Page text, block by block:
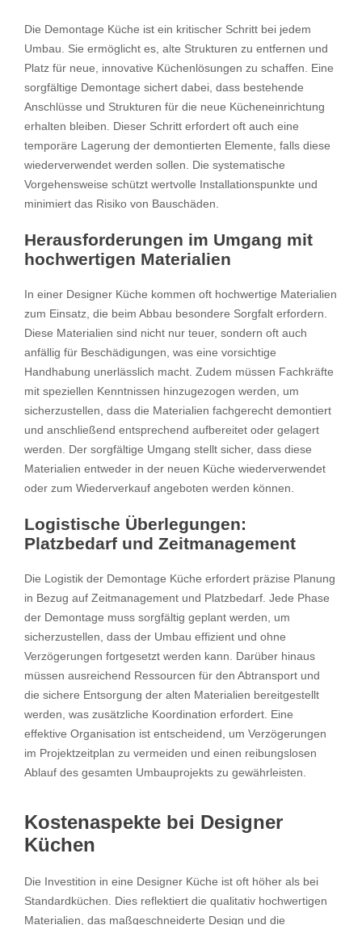
Die Demontage Küche ist ein kritischer Schritt bei jedem
Umbau. Sie ermöglicht es, alte Strukturen zu entfernen und
Platz für neue, innovative Küchenlösungen zu schaffen. Eine
sorgfältige Demontage sichert dabei, dass bestehende
Anschlüsse und Strukturen für die neue Kücheneinrichtung
erhalten bleiben. Dieser Schritt erfordert oft auch eine
temporäre Lagerung der demontierten Elemente, falls diese
wiederverwendet werden sollen. Die systematische
Vorgehensweise schützt wertvolle Installationspunkte und
minimiert das Risiko von Bauschäden.
Herausforderungen im Umgang mit
hochwertigen Materialien
In einer Designer Küche kommen oft hochwertige Materialien
zum Einsatz, die beim Abbau besondere Sorgfalt erfordern.
Diese Materialien sind nicht nur teuer, sondern oft auch
anfällig für Beschädigungen, was eine vorsichtige
Handhabung unerlässlich macht. Zudem müssen Fachkräfte
mit speziellen Kenntnissen hinzugezogen werden, um
sicherzustellen, dass die Materialien fachgerecht demontiert
und anschließend entsprechend aufbereitet oder gelagert
werden. Der sorgfältige Umgang stellt sicher, dass diese
Materialien entweder in der neuen Küche wiederverwendet
oder zum Wiederverkauf angeboten werden können.
Logistische Überlegungen:
Platzbedarf und Zeitmanagement
Die Logistik der Demontage Küche erfordert präzise Planung
in Bezug auf Zeitmanagement und Platzbedarf. Jede Phase
der Demontage muss sorgfältig geplant werden, um
sicherzustellen, dass der Umbau effizient und ohne
Verzögerungen fortgesetzt werden kann. Darüber hinaus
müssen ausreichend Ressourcen für den Abtransport und
die sichere Entsorgung der alten Materialien bereitgestellt
werden, was zusätzliche Koordination erfordert. Eine
effektive Organisation ist entscheidend, um Verzögerungen
im Projektzeitplan zu vermeiden und einen reibungslosen
Ablauf des gesamten Umbauprojekts zu gewährleisten.
Kostenaspekte bei Designer
Küchen
Die Investition in eine Designer Küche ist oft höher als bei
Standardküchen. Dies reflektiert die qualitativ hochwertigen
Materialien, das maßgeschneiderte Design und die